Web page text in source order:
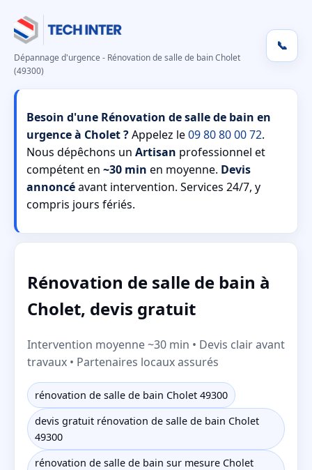
Dépannage d'urgence - Rénovation de salle de bain Cholet
(49300)
📞
Besoin d'une Rénovation de salle de bain en
urgence à Cholet ?Appelez le09 80 80 00 72.
Nous dépêchons un Artisan professionnel et
compétent en ~30 min en moyenne. Devis
annoncéavant intervention. Services 24/7, y
compris jours fériés.
Rénovation de salle de bain à
Cholet, devis gratuit
Intervention moyenne ~30 min • Devis clair avant
travaux • Partenaires locaux assurés
rénovation de salle de bain Cholet 49300
devis gratuit rénovation de salle de bain Cholet
49300
rénovation de salle de bain sur mesure Cholet